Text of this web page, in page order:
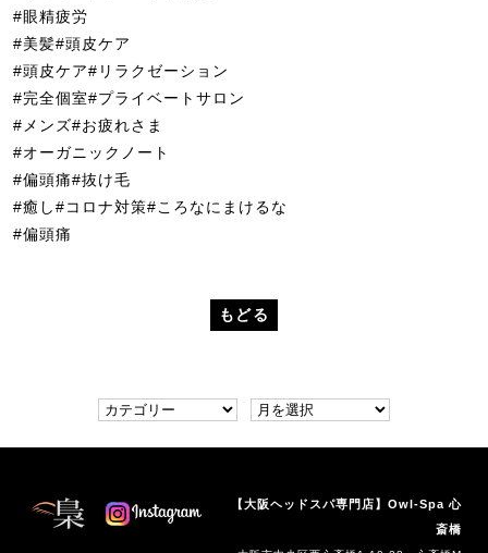
#眼精疲労
#美髪#頭皮ケア
#頭皮ケア#リラクゼーション
#完全個室#プライベートサロン
#メンズ#お疲れさま
#オーガニックノート
#偏頭痛#抜け毛
#癒し#コロナ対策#ころなにまけるな
#偏頭痛
もどる
【大阪ヘッドスパ専門店】Owl-Spa 心
斎橋